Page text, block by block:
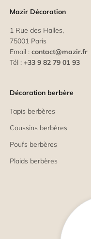
Mazir Décoration
1 Rue des Halles,
75001 Paris
Email : contact@mazir.fr
Tél : +33 9 82 79 01 93
Décoration berbère
Tapis berbères
Coussins berbères
Poufs berbères
Plaids berbères